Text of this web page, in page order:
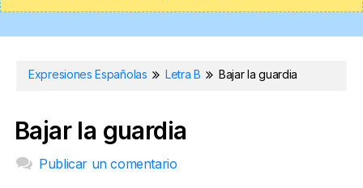
Expresiones Españolas Letra B Bajar la guardia
Bajar la guardia
Publicar un comentario